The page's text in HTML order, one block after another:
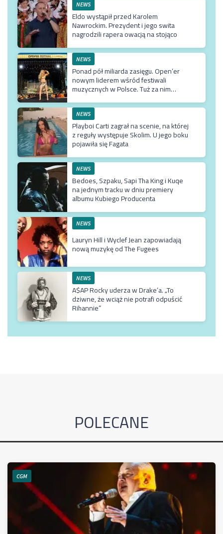
NEWS
Eldo wystąpił przed Karolem
Nawrockim. Prezydent i jego swita
nagrodzili rapera owacją na stojąco
NEWS
Ponad pół miliarda zasięgu. Open’er
nowym liderem wśród festiwali
muzycznych w Polsce. Tuż za nim
NEWS
Playboi Carti zagrał na scenie, na której
z reguły występuje Skolim. U jego boku
pojawiła się Fagata
NEWS
Bedoes, Szpaku, Sapi Tha King i Kuqe
na jednym tracku w dniu premiery
albumu Kubiego Producenta
NEWS
Lauryn Hill i Wyclef Jean zapowiadają
nową muzykę od The Fugees
NEWS
A$AP Rocky uderza w Drake’a. „To
dziwne, że wciąż nie potrafi odpuścić
Rihannie”
POLECANE
CGM